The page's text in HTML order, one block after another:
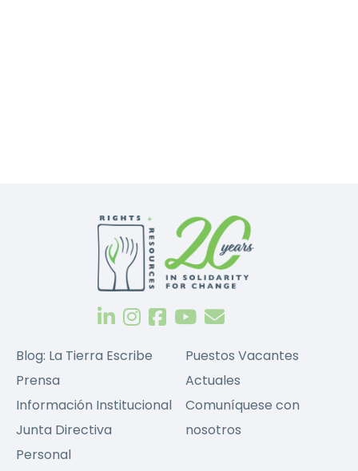
Blog: La Tierra Escribe
Prensa
Información Institucional
Junta Directiva
Personal
Puestos Vacantes
Actuales
Comuníquese con
nosotros